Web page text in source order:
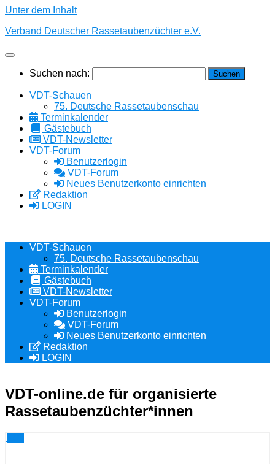
Unter dem Inhalt
Verband Deutscher Rassetaubenzüchter e.V.
Suchen nach:
VDT-Schauen
75. Deutsche Rassetaubenschau
Terminkalender
Gästebuch
VDT-Newsletter
VDT-Forum
Benutzerlogin
VDT-Forum
Neues Benutzerkonto einrichten
Redaktion
LOGIN
VDT-Schauen
75. Deutsche Rassetaubenschau
Terminkalender
Gästebuch
VDT-Newsletter
VDT-Forum
Benutzerlogin
VDT-Forum
Neues Benutzerkonto einrichten
Redaktion
LOGIN
VDT-online.de für organisierte
Rassetaubenzüchter*innen